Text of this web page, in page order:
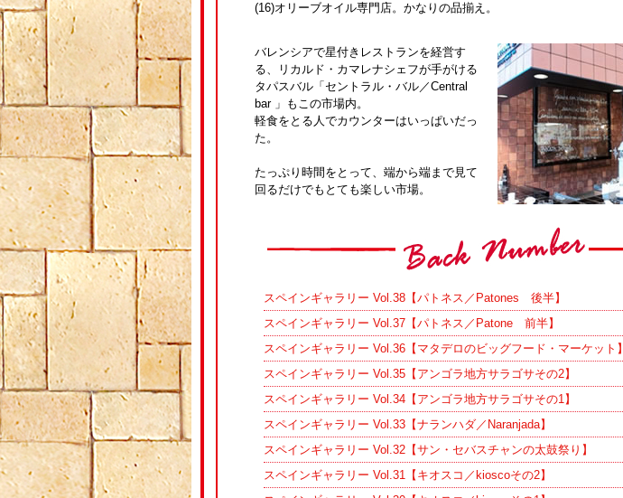
(16)オリーブオイル専門店。かなりの品揃え。
バレンシアで星付きレストランを経営す
る、リカルド・カマレナシェフが手がける
タパスバル「セントラル・バル／Central
bar 」もこの市場内。
軽食をとる人でカウンターはいっぱいだっ
た。
たっぷり時間をとって、端から端まで見て
回るだけでもとても楽しい市場。
スペインギャラリー Vol.38【パトネス／Patones 後半】
スペインギャラリー Vol.37【パトネス／Patone 前半】
スペインギャラリー Vol.36【マタデロのビッグフード・マーケット】
スペインギャラリー Vol.35【アンゴラ地方サラゴサその2】
スペインギャラリー Vol.34【アンゴラ地方サラゴサその1】
スペインギャラリー Vol.33【ナランハダ／Naranjada】
スペインギャラリー Vol.32【サン・セバスチャンの太鼓祭り】
スペインギャラリー Vol.31【キオスコ／kioscoその2】